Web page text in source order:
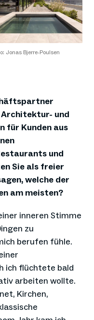
Jonas Bjerre-Poulsen
Architektur- und
für Kunden aus
und
Sie als freier
welche der
am meisten?
inneren Stimme
zu
berufen fühle.
ich flüchtete bald
arbeiten wollte.
Kirchen,